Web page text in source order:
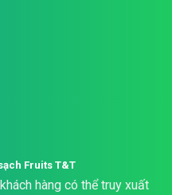
Fruits T&T
hàng có thể truy xuất